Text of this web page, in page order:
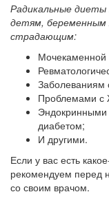
Радикальные
детям,
страдающим:
Мочекаменной
Заболеваниям
Проблемами с
диабетом;
И другими.
Если у вас есть
рекомендуем перед
со своим врачом.